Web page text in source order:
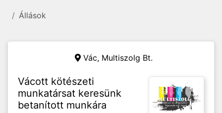
Állások
Vác, Multiszolg Bt.
Vácott kötészeti
munkatársat keresünk
betanított munkára